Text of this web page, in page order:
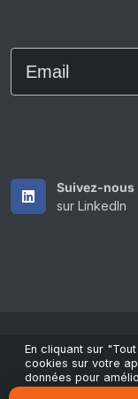
Email
Suivez-nous
sur LinkedIn
Copyright © 2026
Conditions
En cliquant sur
cookies sur votre
données pour